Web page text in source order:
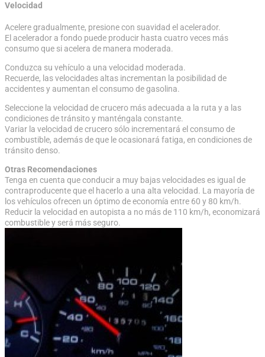
Velocidad
Acelere gradualmente, presione con suavidad el acelerador.
El acelerador a fondo puede producir hasta cuatro veces más
consumo que si acelera de manera moderada.
Conduzca su vehículo a una velocidad moderada.
Recuerde, las velocidades altas incrementan la posibilidad de
accidentes y aumentan el consumo de gasolina.
Seleccione la velocidad de crucero más adecuada a la ruta y a las
condiciones de tránsito y manténgala constante.
Variar la velocidad de crucero sólo incrementará el consumo de
combustible, además de que le ocasionará fatiga, en condiciones de
tránsito denso.
Otras Recomendaciones
Tenga en cuenta que conducir a muy bajas velocidades es igual de
contraproducente que el hacerlo a una alta velocidad. La mayoría de
los vehículos ofrecen un óptimo de economía entre 60 y 80 km/h.
Reducir la velocidad en autopista a no más de 110 km/h, economizará
combustible y será más seguro.